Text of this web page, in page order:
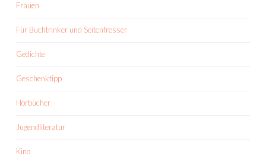
Frauen
Für Buchtrinker und Seitenfresser
Gedichte
Geschenktipp
Hörbücher
Jugendliteratur
Kino